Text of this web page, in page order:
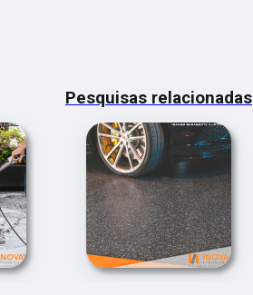
Pesquisas relacionadas